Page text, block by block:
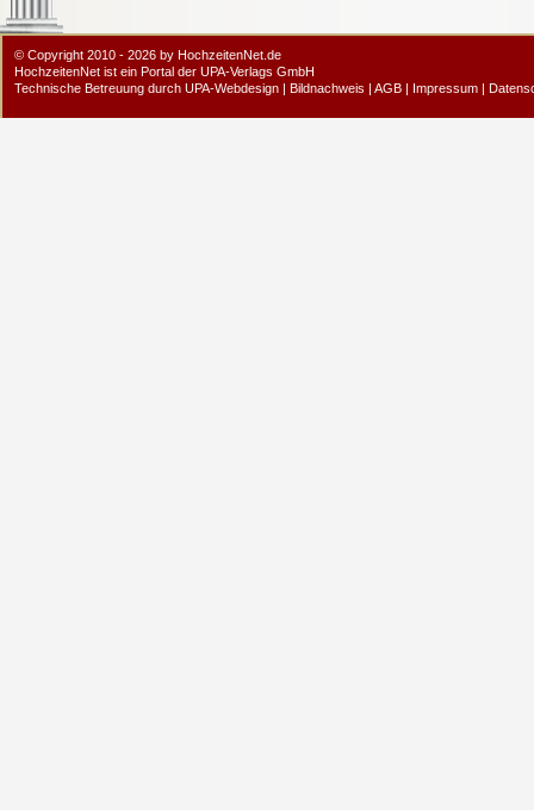
© Copyright 2010 - 2026 by HochzeitenNet.de
HochzeitenNet ist ein Portal der UPA-Verlags GmbH
Technische Betreuung durch UPA-Webdesign | Bildnachweis | AGB | Impressum |